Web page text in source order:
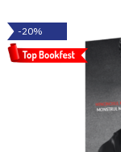
-20%